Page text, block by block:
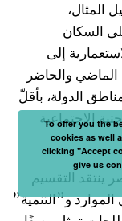
المثال،
السكان
إلى
والحاضر
الدولة، بأقلّ
الاجتماعية
ينتقد التقسيم
و”التنمية”
To offer you the
cookies as well
clicking "Accept
give us